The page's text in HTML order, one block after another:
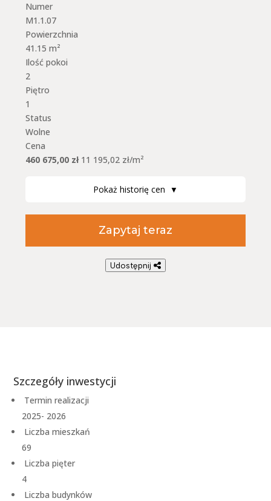
Numer
M1.1.07
Powierzchnia
41.15 m²
Ilość pokoi
2
Piętro
1
Status
Wolne
Cena
460 675,00 zł 11 195,02 zł/m²
Pokaż historię cen ▼
Zapytaj teraz
Udostępnij
Szczegóły inwestycji
Termin realizacji
2025- 2026
Liczba mieszkań
69
Liczba pięter
4
Liczba budynków